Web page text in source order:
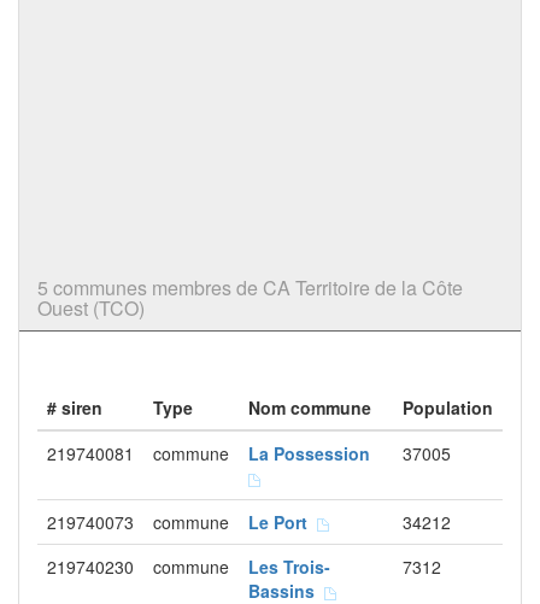
5 communes membres de CA Territoire de la Côte
Ouest (TCO)
# siren Type Nom commune
Population
219740081
commune La Possession 37005
219740073 commune Le Port
34212
219740230
commune
Les Trois-
Bassins
7312